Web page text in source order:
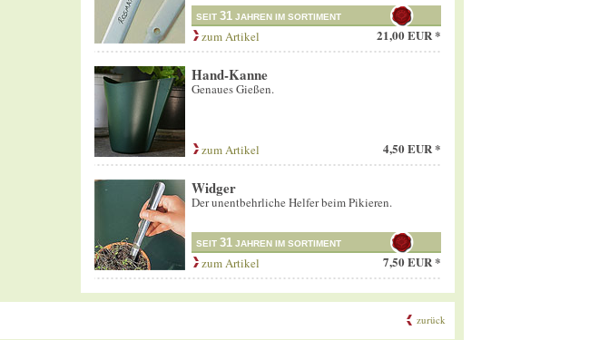
SEIT 31JAHREN IM SORTIMENT
zum Artikel 21,00 EUR *
Hand-Kanne
Genaues Gießen.
zum Artikel 4,50 EUR *
Widger
Der unentbehrliche Helfer beim Pikieren.
SEIT 31JAHREN IM SORTIMENT
zum Artikel 7,50 EUR *
zurück